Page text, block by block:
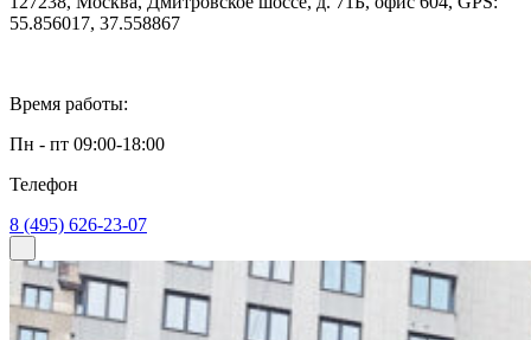
55.856017, 37.558867
Время работы:
Пн - пт 09:00-18:00
Телефон
8 (495) 626-23-07